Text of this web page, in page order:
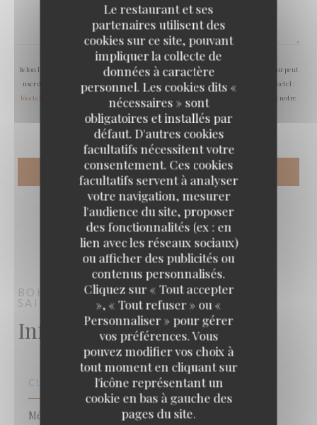
Le restaurant et ses
partenaires utilisent des
cookies sur ce site, pouvant
impliquer la collecte de
données à caractère
personnel. Les cookies dits «
nécessaires » sont
obligatoires et installés par
défaut. D'autres cookies
facultatifs nécessitent votre
consentement. Ces cookies
facultatifs servent à analyser
votre navigation, mesurer
l'audience du site, proposer
des fonctionnalités (ex : en
lien avec les réseaux sociaux)
ou afficher des publicités ou
contenus personnalisés.
Cliquez sur « Tout accepter
», « Tout refuser » ou «
Personnaliser » pour gérer
vos préférences. Vous
pouvez modifier vos choix à
tout moment en cliquant sur
l'icône représentant un
cookie en bas à gauche des
pages du site.
Selon l'article L.223-2 du code de la consommation, il est rappelé que le consommateur peut
user de son droit à s'inscrire sur la liste d'opposition au démarchage téléphonique Bloctel :
bloctel.gouv.fr
. Pour plus d'informations sur le traitement de vos données, consultez notre
politique de confidentialité
BOHO
RESTAURANT MÉDITERRANÉEN
SAINTE-MAXIME
Infos pratiques
CUISINE
Méditéranéenne, Fait maison, Produits frais
Boho